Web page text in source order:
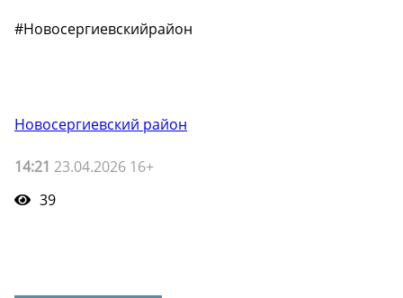
#Новосергиевскийрайон
Новосергиевский район
14:21 23.04.2026 16+
39